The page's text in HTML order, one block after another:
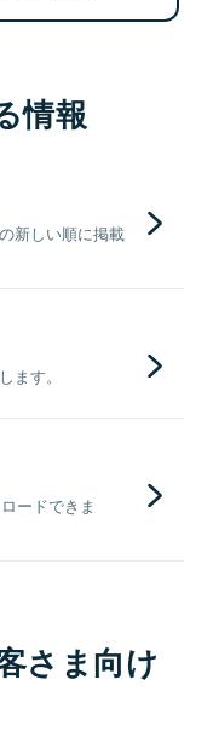
情報
新しい順に掲載
ます。
ードできま
さま向け